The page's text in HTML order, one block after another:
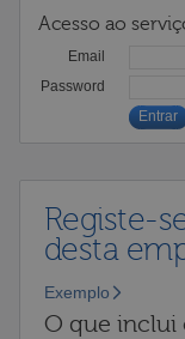
Acesso ao
Email
Password
Registe-
desta
Exemplo
O que inclui